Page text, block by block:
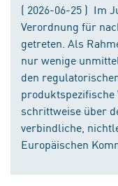
( 2026-06-25 ) Im
Verordnung für
getreten. Als
nur wenige
den
produktspezifische
schrittweise über
verbindliche,
Europäischen